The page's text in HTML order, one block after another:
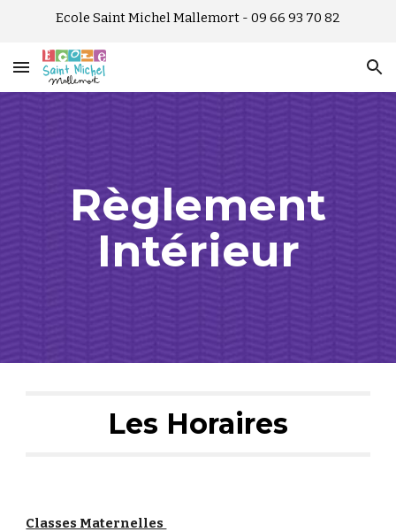
Ecole Saint Michel Mallemort - 09 66 93 70 82
Règlement
Intérieur
Les Horaires
Classes Maternelles